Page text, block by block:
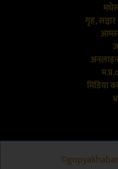
गृह,
अनलाइन
मिडिया